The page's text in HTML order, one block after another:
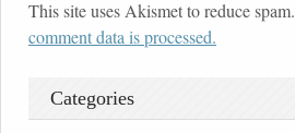
This site uses Akismet to reduce spam.
comment data is processed.
Categories